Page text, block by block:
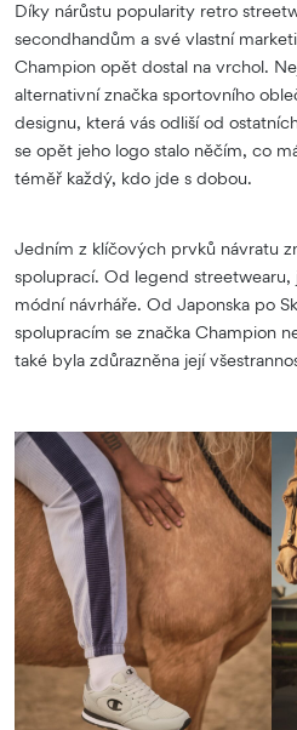
Díky nárůstu popularity retro
secondhandům a své vlastní
Champion opět dostal na vrchol.
alternativní značka sportovního
designu, která vás odliší od
se opět jeho logo stalo něčím, co
téměř každý, kdo jde s dobou.
Jedním z klíčových prvků návratu
spoluprací. Od legend
módní návrháře. Od Japonska po
spolupracím se značka Champion
také byla zdůrazněna její